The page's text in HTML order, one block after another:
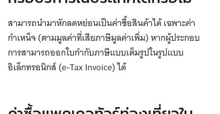
สามารถนำมาหักลดหย่อนเป็นค่าซื้อสินค้าได้ เฉพาะค่า
กำเหน็จ (ตามมูลค่าที่เสียภาษีมูลค่าเพิ่ม) หากผู้ประกอบ
การสามารถออกใบกำกับภาษีแบบเต็มรูปในรูปแบบ
อิเล็กทรอนิกส์ (e-Tax Invoice) ได้